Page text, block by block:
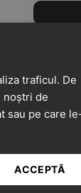
traficul. De
noștri de
sau pe care
ACCEPTĂ